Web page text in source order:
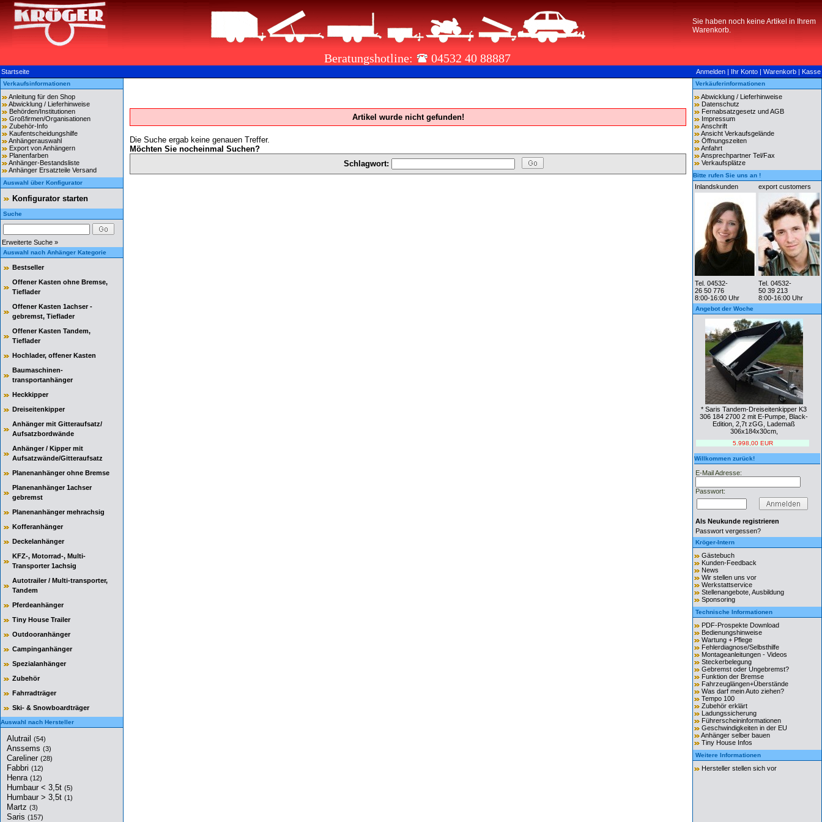
Sie haben noch keine Artikel in Ihrem
Warenkorb.
Beratungshotline: 04532 40 88887
Startseite Anmelden | Ihr Konto | Warenkorb | Kasse
Verkaufsinformationen
Anleitung für den Shop
Abwicklung / Lieferhinweise
Behörden/Institutionen
Großfirmen/Organisationen
Zubehör-Info
Kaufentscheidungshilfe
Anhängerauswahl
Export von Anhängern
Planenfarben
Anhänger-Bestandsliste
Anhänger Ersatzteile Versand
Auswahl über Konfigurator
Konfigurator starten
Suche
Erweiterte Suche »
Auswahl nach Anhänger Kategorie
Bestseller
Offener Kasten ohne Bremse,
Tieflader
Offener Kasten 1achser -
gebremst, Tieflader
Offener Kasten Tandem,
Tieflader
Hochlader, offener Kasten
Baumaschinen-
transportanhänger
Heckkipper
Dreiseitenkipper
Anhänger mit Gitteraufsatz/
Aufsatzbordwände
Anhänger / Kipper mit
Aufsatzwände/Gitteraufsatz
Planenanhänger ohne Bremse
Planenanhänger 1achser
gebremst
Planenanhänger mehrachsig
Kofferanhänger
Deckelanhänger
KFZ-, Motorrad-, Multi-
Transporter 1achsig
Autotrailer / Multi-transporter,
Tandem
Pferdeanhänger
Tiny House Trailer
Outdooranhänger
Campinganhänger
Spezialanhänger
Zubehör
Fahrradträger
Ski- & Snowboardträger
Auswahl nach Hersteller
Alutrail (54)
Anssems (3)
Careliner (28)
Fabbri (12)
Henra (12)
Humbaur < 3,5t (5)
Humbaur > 3,5t (1)
Martz (3)
Saris (157)
Artikel wurde nicht gefunden!
Die Suche ergab keine genauen Treffer.
Möchten Sie nocheinmal Suchen?
Schlagwort:
Verkäuferinformationen
Abwicklung / Lieferhinweise
Datenschutz
Fernabsatzgesetz und AGB
Impressum
Anschrift
Ansicht Verkaufsgelände
Öffnungszeiten
Anfahrt
Ansprechpartner Tel/Fax
Verkaufsplätze
Bitte rufen Sie uns an !
Inlandskunden export customers
Tel. 04532-
26 50 776
8:00-16:00 Uhr
Tel. 04532-
50 39 213
8:00-16:00 Uhr
Angebot der Woche
* Saris Tandem-Dreiseitenkipper K3
306 184 2700 2 mit E-Pumpe, Black-
Edition, 2,7t zGG, Lademaß
306x184x30cm,
5.998,00 EUR
Willkommen zurück!
E-Mail Adresse:
Passwort:
Als Neukunde registrieren
Passwort vergessen?
Kröger-Intern
Gästebuch
Kunden-Feedback
News
Wir stellen uns vor
Werkstattservice
Stellenangebote, Ausbildung
Sponsoring
Technische Informationen
PDF-Prospekte Download
Bedienungshinweise
Wartung + Pflege
Fehlerdiagnose/Selbsthilfe
Montageanleitungen - Videos
Steckerbelegung
Gebremst oder Ungebremst?
Funktion der Bremse
Fahrzeuglängen+Überstände
Was darf mein Auto ziehen?
Tempo 100
Zubehör erklärt
Ladungssicherung
Führerscheininformationen
Geschwindigkeiten in der EU
Anhänger selber bauen
Tiny House Infos
Weitere Informationen
Hersteller stellen sich vor